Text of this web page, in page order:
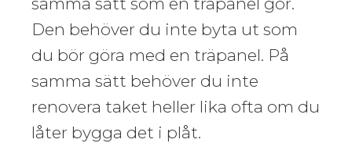
Den behöver du inte byta ut som
du bör göra med en träpanel. På
samma sätt behöver du inte
renovera taket heller lika ofta om du
låter bygga det i plåt.